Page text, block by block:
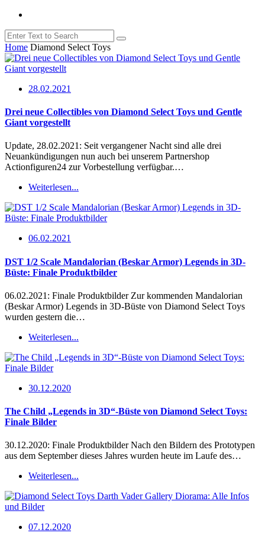
Home Diamond Select Toys
28.02.2021
Drei neue Collectibles von Diamond Select Toys und Gentle
Giant vorgestellt
Update, 28.02.2021: Seit vergangener Nacht sind alle drei
Neuankündigungen nun auch bei unserem Partnershop
Actionfiguren24 zur Vorbestellung verfügbar.…
Weiterlesen...
06.02.2021
DST 1/2 Scale Mandalorian (Beskar Armor) Legends in 3D-
Büste: Finale Produktbilder
06.02.2021: Finale Produktbilder Zur kommenden Mandalorian
(Beskar Armor) Legends in 3D-Büste von Diamond Select Toys
wurden gestern die…
Weiterlesen...
30.12.2020
The Child „Legends in 3D“-Büste von Diamond Select Toys:
Finale Bilder
30.12.2020: Finale Produktbilder Nach den Bildern des Prototypen
aus dem September dieses Jahres wurden heute im Laufe des…
Weiterlesen...
07.12.2020